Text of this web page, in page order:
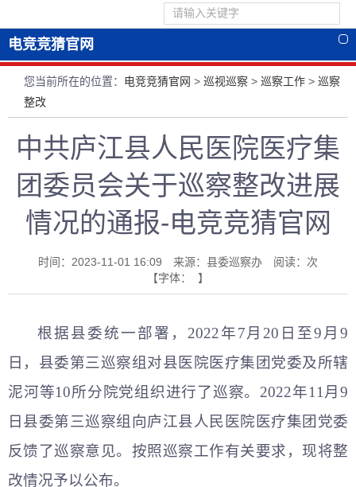
电竞竞猜官网
您当前所在的位置： 电竞竞猜官网 > 巡视巡察 > 巡察工作 > 巡察
整改
中共庐江县人民医院医疗集
团委员会关于巡察整改进展
情况的通报-电竞竞猜官网
时间：2023-11-01 16:09 来源：县委巡察办 阅读： 次
【字体： 】
根据县委统一部署，2022年7月20日至9月9
日，县委第三巡察组对县医院医疗集团党委及所辖
泥河等10所分院党组织进行了巡察。2022年11月9
日县委第三巡察组向庐江县人民医院医疗集团党委
反馈了巡察意见。按照巡察工作有关要求，现将整
改情况予以公布。